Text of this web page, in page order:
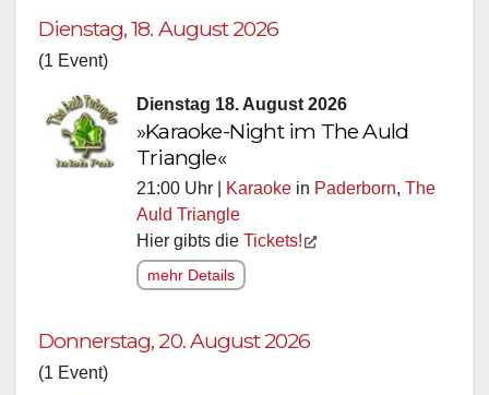
Dienstag, 18. August 2026
(1 Event)
Dienstag 18. August 2026
»Karaoke-Night im The Auld
Triangle«
21:00 Uhr | Karaoke in Paderborn, The
Auld Triangle
Hier gibts die Tickets!
mehr Details
Donnerstag, 20. August 2026
(1 Event)